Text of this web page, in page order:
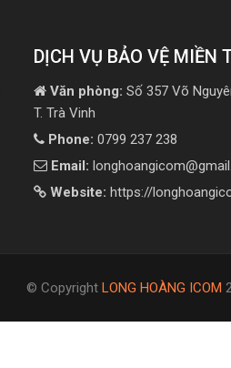
DỊCH VỤ BẢO VỆ MIỀN
Văn phòng: Số 357 Võ
T. Trà Vinh
Phone: 0799 237 238
Email:
Website: https://
© Copyright LONG HOÀNG ICOM